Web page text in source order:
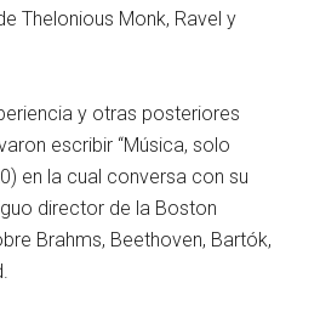
Thelonious Monk, Ravel y
y otras posteriores
escribir “Música, solo
en la cual conversa con su
director de la Boston
Brahms, Beethoven, Bartók,